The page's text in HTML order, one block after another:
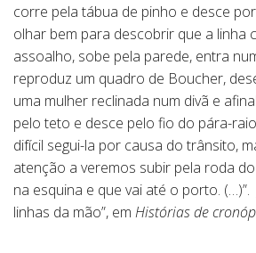
corre pela tábua de pinho e desce
olhar bem para descobrir que a linha
assoalho, sobe pela parede, entra
reproduz um quadro de Boucher,
uma mulher reclinada num divã e
pelo teto e desce pelo fio do pára-
difícil segui-la por causa do trânsito,
atenção a veremos subir pela roda
na esquina e que vai até o porto. (…)”.
linhas da mão”, em Histórias de